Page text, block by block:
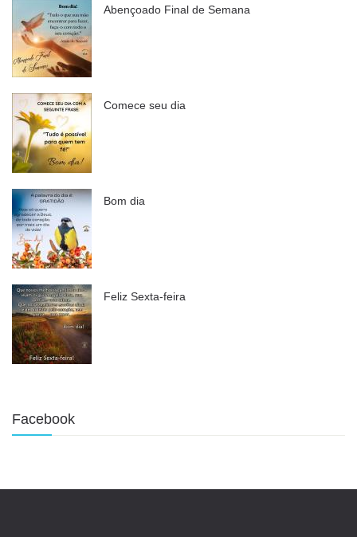
Abençoado Final de Semana
Comece seu dia
Bom dia
Feliz Sexta-feira
Facebook